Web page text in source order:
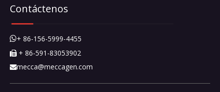
Contáctenos
+ 86-156-5999-4455
 + 86-591-83053902
mecca@meccagen.com